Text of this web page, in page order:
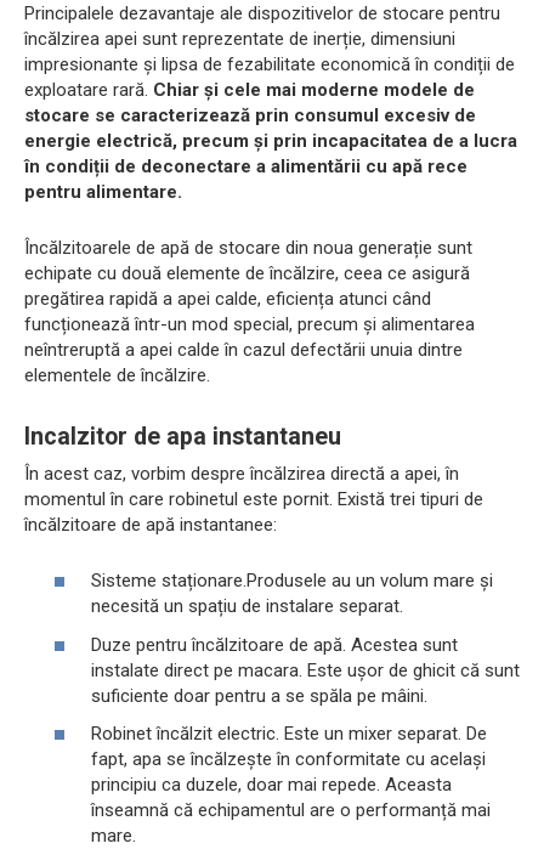
Principalele dezavantaje ale dispozitivelor de stocare pentru
încălzirea apei sunt reprezentate de inerție, dimensiuni
impresionante și lipsa de fezabilitate economică în condiții de
exploatare rară. Chiar și cele mai moderne modele de
stocare se caracterizează prin consumul excesiv de
energie electrică, precum și prin incapacitatea de a lucra
în condiții de deconectare a alimentării cu apă rece
pentru alimentare.
Încălzitoarele de apă de stocare din noua generație sunt
echipate cu două elemente de încălzire, ceea ce asigură
pregătirea rapidă a apei calde, eficiența atunci când
funcționează într-un mod special, precum și alimentarea
neîntreruptă a apei calde în cazul defectării unuia dintre
elementele de încălzire.
Incalzitor de apa instantaneu
În acest caz, vorbim despre încălzirea directă a apei, în
momentul în care robinetul este pornit. Există trei tipuri de
încălzitoare de apă instantanee:
Sisteme staționare.Produsele au un volum mare și
necesită un spațiu de instalare separat.
Duze pentru încălzitoare de apă. Acestea sunt
instalate direct pe macara. Este ușor de ghicit că sunt
suficiente doar pentru a se spăla pe mâini.
Robinet încălzit electric. Este un mixer separat. De
fapt, apa se încălzește în conformitate cu același
principiu ca duzele, doar mai repede. Aceasta
înseamnă că echipamentul are o performanță mai
mare.